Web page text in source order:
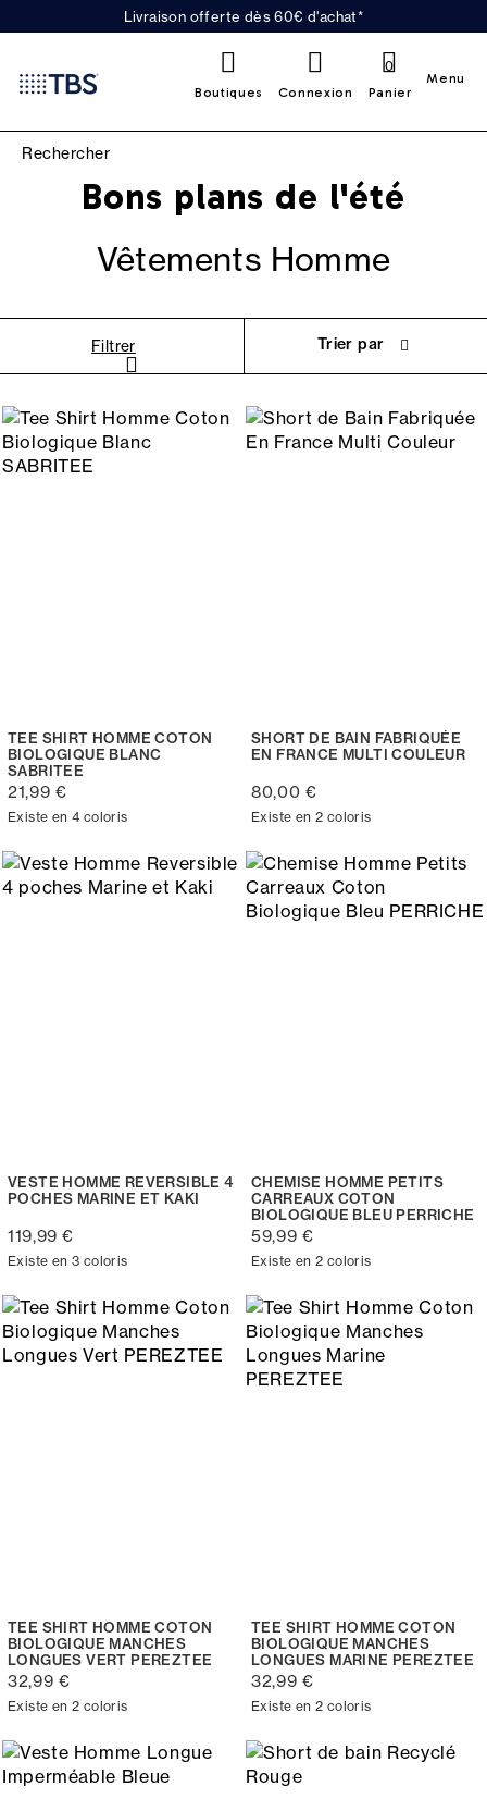
Livraison offerte dès 60€ d'achat*
Boutiques Connexion Panier
0
Menu
Bons plans de l'été
Vêtements Homme
Filtrer Trier par
TEE SHIRT HOMME COTON
BIOLOGIQUE BLANC
SABRITEE
21,99 €
Existe en 4 coloris
SHORT DE BAIN FABRIQUÉE
EN FRANCE MULTI COULEUR
80,00 €
Existe en 2 coloris
VESTE HOMME REVERSIBLE 4
POCHES MARINE ET KAKI
119,99 €
Existe en 3 coloris
CHEMISE HOMME PETITS
CARREAUX COTON
BIOLOGIQUE BLEU PERRICHE
59,99 €
Existe en 2 coloris
TEE SHIRT HOMME COTON
BIOLOGIQUE MANCHES
LONGUES VERT PEREZTEE
32,99 €
Existe en 2 coloris
TEE SHIRT HOMME COTON
BIOLOGIQUE MANCHES
LONGUES MARINE PEREZTEE
32,99 €
Existe en 2 coloris